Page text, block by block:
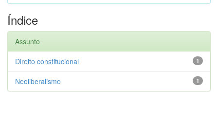
Índice
Assunto
1
Direito constitucional
1
Neoliberalismo